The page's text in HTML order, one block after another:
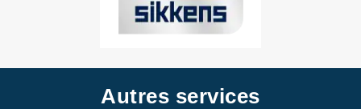
Autres services